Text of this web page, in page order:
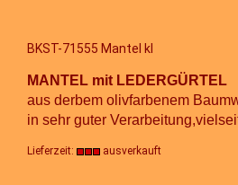
BKST-71555 Mantel kl
MANTEL mit LEDERGÜRTEL
aus derbem olivfarbenem
in sehr guter Verarbeitung
Lieferzeit: ausverkauft